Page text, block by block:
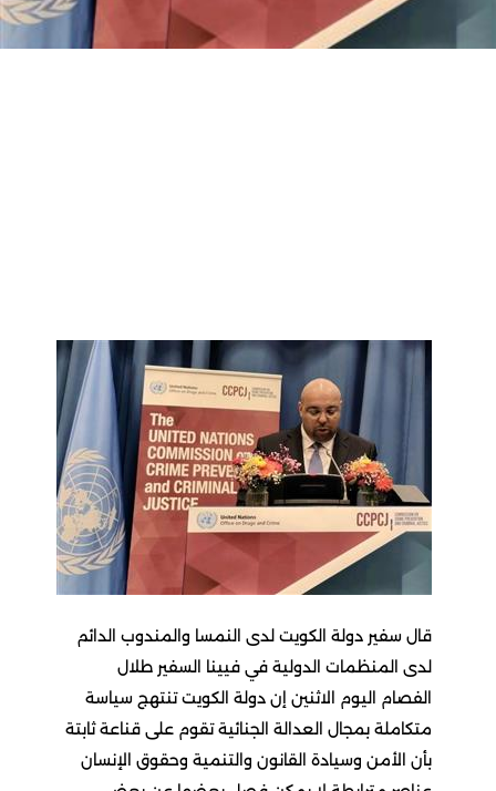
قال سفير دولة الكويت لدى النمسا والمندوب الدائم
لدى المنظمات الدولية في فيينا السفير طلال
الفصام اليوم الاثنين إن دولة الكويت تنتهج سياسة
متكاملة بمجال العدالة الجنائية تقوم على قناعة ثابتة
بأن الأمن وسيادة القانون والتنمية وحقوق الإنسان